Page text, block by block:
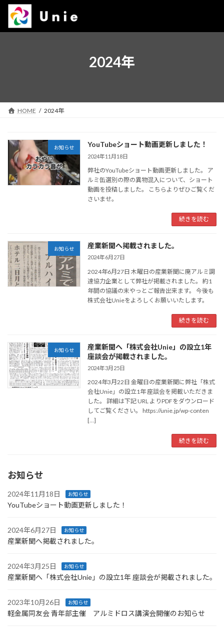
ン
ー
2024年
HOME 2024年
お知らせ YouTubeショート動画更新しました！
2024年11月18日
弊社のYouTubeショート動画更新しました。 ア
ルミ缶選別の際の異物混入について、ショート
動画を投稿しました。 こちらよりぜひご覧くだ
さいませ。
続きを読む
お知らせ 産業新聞へ掲載されました。
2024年6月27日
2024年6月27日 木曜日の産業新聞に廃アルミ調
達協力企業として弊社が掲載されました。 約1
年間の協議の末やっとご報告出来ます。 今後も
株式会社Unieをよろしくお願いいたします。
続きを読む
お知らせ
産業新聞へ「株式会社Unie」の設立1年
座談会が掲載されました。
2024年3月25日
2024年3月22日 金曜日の産業新聞に弊社「株式
会社Unie」の設立1年 座談会を掲載いただきま
した。 詳細は下記 URL よりPDFをダウンロード
してご覧ください。 https://unie.jp/wp-conten
[…]
続きを読む
お知らせ
2024年11月18日 お知らせ
YouTubeショート動画更新しました！
2024年6月27日 お知らせ
産業新聞へ掲載されました。
2024年3月25日 お知らせ
産業新聞へ「株式会社Unie」の設立1年 座談会が掲載されました。
2023年10月26日 お知らせ
軽金属同友会 青年部主催 アルミドロス講演会開催のお知らせ